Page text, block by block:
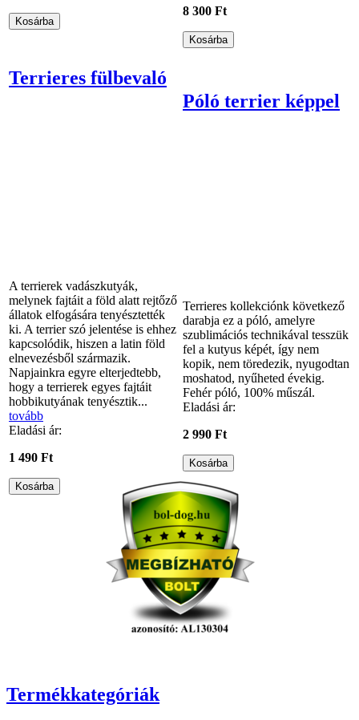
8 300 Ft
Terrieres fülbevaló
A terrierek vadászkutyák,
melynek fajtáit a föld alatt rejtőző
állatok elfogására tenyésztették
ki. A terrier szó jelentése is ehhez
kapcsolódik, hiszen a latin föld
elnevezésből származik.
Napjainkra egyre elterjedtebb,
hogy a terrierek egyes fajtáit
hobbikutyának tenyésztik...
tovább
Eladási ár:
1 490 Ft
Póló terrier képpel
Terrieres kollekciónk következő
darabja ez a póló, amelyre
szublimációs technikával tesszük
fel a kutyus képét, így nem
kopik, nem töredezik, nyugodtan
moshatod, nyűheted évekig.
Fehér póló, 100% műszál.
Eladási ár:
2 990 Ft
Termékkategóriák